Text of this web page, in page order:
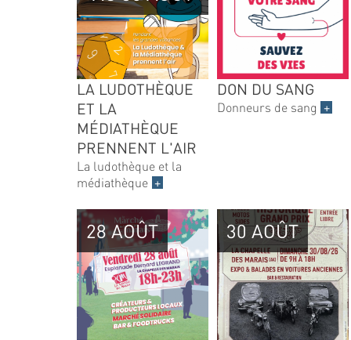
LA LUDOTHÈQUE
ET LA
MÉDIATHÈQUE
PRENNENT L'AIR
La ludothèque et la
médiathèque +
DON DU SANG
Donneurs de sang +
28 AOÛT 30 AOÛT